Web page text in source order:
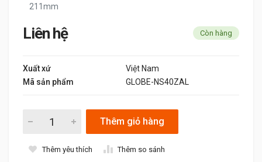
211mm
Liên hệ Còn hàng
Xuất xứ
Việt Nam
Mã sản phẩm
GLOBE-NS40ZAL
Thêm giỏ hàng
Thêm yêu thích Thêm so sánh